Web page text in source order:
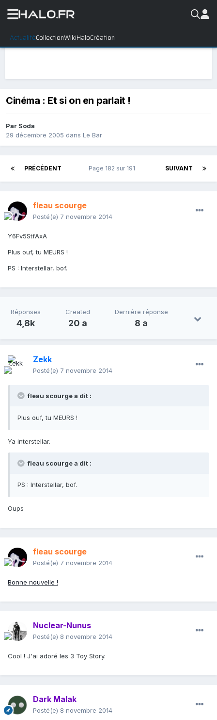
ActualitéCollectionWikiHaloCréation
Cinéma : Et si on en parlait !
Par Soda
29 décembre 2005 dans Le Bar
PRÉCÉDENT SUIVANT
Page 182 sur 191
fleau scourge
Posté(e) 7 novembre 2014
Y6Fv5StfAxA
Plus ouf, tu MEURS !
PS : Interstellar, bof.
Réponses
4,8k
Created
20 a
Dernière réponse
8 a
Zekk
Posté(e) 7 novembre 2014
fleau scourge a dit :
Plus ouf, tu MEURS !
Ya interstellar.
fleau scourge a dit :
PS : Interstellar, bof.
Oups
fleau scourge
Posté(e) 7 novembre 2014
Bonne nouvelle !
Nuclear-Nunus
Posté(e) 8 novembre 2014
Cool ! J'ai adoré les 3 Toy Story.
Dark Malak
Posté(e) 8 novembre 2014